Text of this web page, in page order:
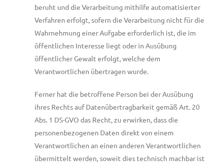
beruht und die Verarbeitung mithilfe automatisierter
Verfahren erfolgt, sofern die Verarbeitung nicht für die
Wahrnehmung einer Aufgabe erforderlich ist, die im
öffentlichen Interesse liegt oder in Ausübung
öffentlicher Gewalt erfolgt, welche dem
Verantwortlichen übertragen wurde.
Ferner hat die betroffene Person bei der Ausübung
ihres Rechts auf Datenübertragbarkeit gemäß Art. 20
Abs. 1 DS-GVO das Recht, zu erwirken, dass die
personenbezogenen Daten direkt von einem
Verantwortlichen an einen anderen Verantwortlichen
übermittelt werden, soweit dies technisch machbar ist